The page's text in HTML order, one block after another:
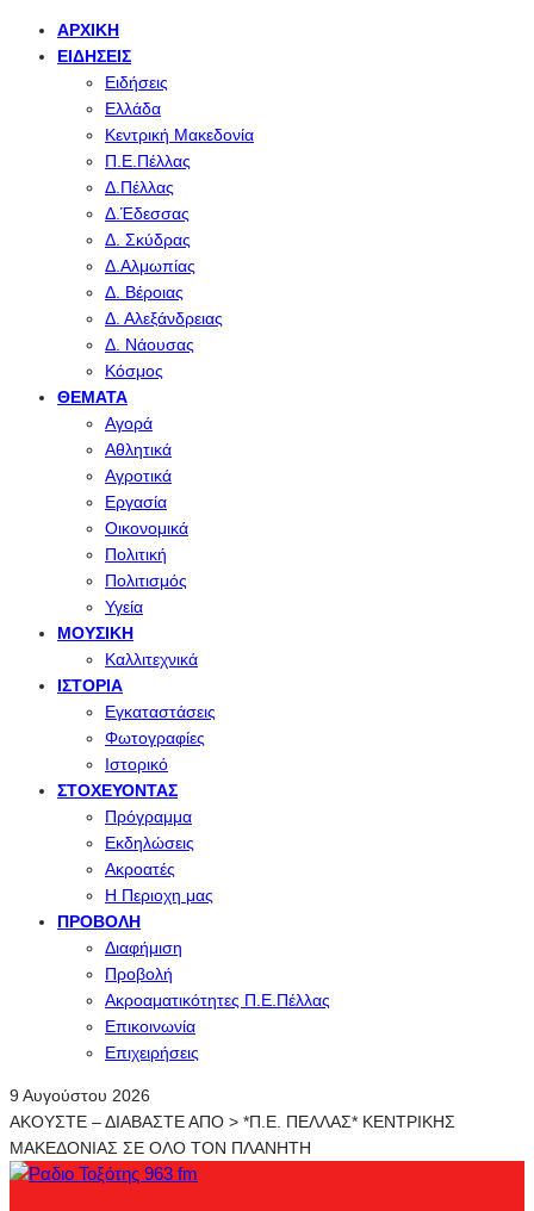
ΑΡΧΙΚΉ
ΕΙΔΉΣΕΙΣ
Ειδήσεις
Ελλάδα
Κεντρική Μακεδονία
Π.Ε.Πέλλας
Δ.Πέλλας
Δ.Έδεσσας
Δ. Σκύδρας
Δ.Αλμωπίας
Δ. Βέροιας
Δ. Αλεξάνδρειας
Δ. Νάουσας
Κόσμος
ΘΈΜΑΤΑ
Αγορά
Αθλητικά
Αγροτικά
Εργασία
Οικονομικά
Πολιτική
Πολιτισμός
Υγεία
ΜΟΥΣΙΚΉ
Καλλιτεχνικά
ΙΣΤΟΡΊΑ
Εγκαταστάσεις
Φωτογραφίες
Ιστορικό
ΣΤΟΧΕΎΟΝΤΑΣ
Πρόγραμμα
Εκδηλώσεις
Ακροατές
Η Περιοχη μας
ΠΡΟΒΟΛΉ
Διαφήμιση
Προβολή
Ακροαματικότητες Π.Ε.Πέλλας
Επικοινωνία
Επιχειρήσεις
9 Αυγούστου 2026
ΑΚΟΥΣΤΕ – ΔΙΑΒΑΣΤΕ ΑΠΟ > *Π.Ε. ΠΕΛΛΑΣ* ΚΕΝΤΡΙΚΗΣ
ΜΑΚΕΔΟΝΙΑΣ ΣΕ ΟΛΟ ΤΟΝ ΠΛΑΝΗΤΗ